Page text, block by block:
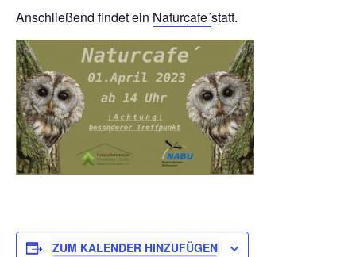
Anschließend findet ein Naturcafe´statt.
ZUM KALENDER HINZUFÜGEN